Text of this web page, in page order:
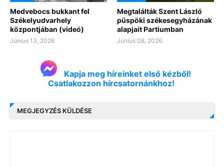
Medvebocs bukkant fel
Székelyudvarhely
központjában (videó)
Június 13, 2026
Megtalálták Szent László
püspöki székesegyházának
alapjait Partiumban
Június 08, 2026
Kapja meg híreinket első kézből!
Csatlakozzon hírcsatornánkhoz!
MEGJEGYZÉS KÜLDÉSE